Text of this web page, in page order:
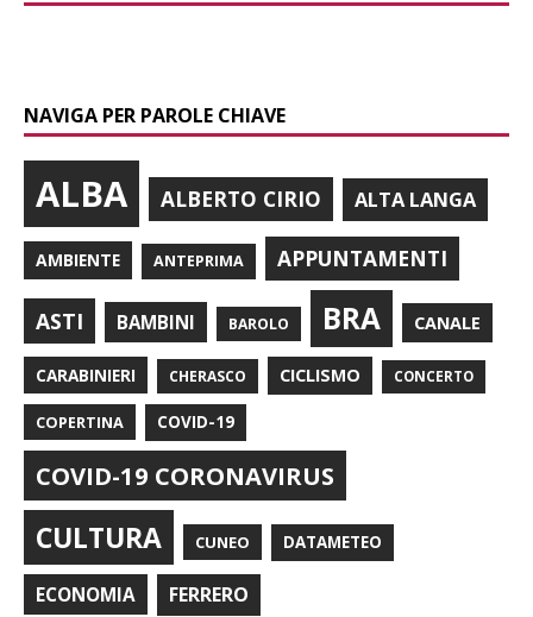
NAVIGA PER PAROLE CHIAVE
ALBA ALBERTO CIRIO ALTA LANGA
AMBIENTE ANTEPRIMA APPUNTAMENTI
ASTI BAMBINI BAROLO BRA CANALE
CARABINIERI CHERASCO CICLISMO CONCERTO
COPERTINA COVID-19
COVID-19 CORONAVIRUS
CULTURA CUNEO DATAMETEO
ECONOMIA FERRERO